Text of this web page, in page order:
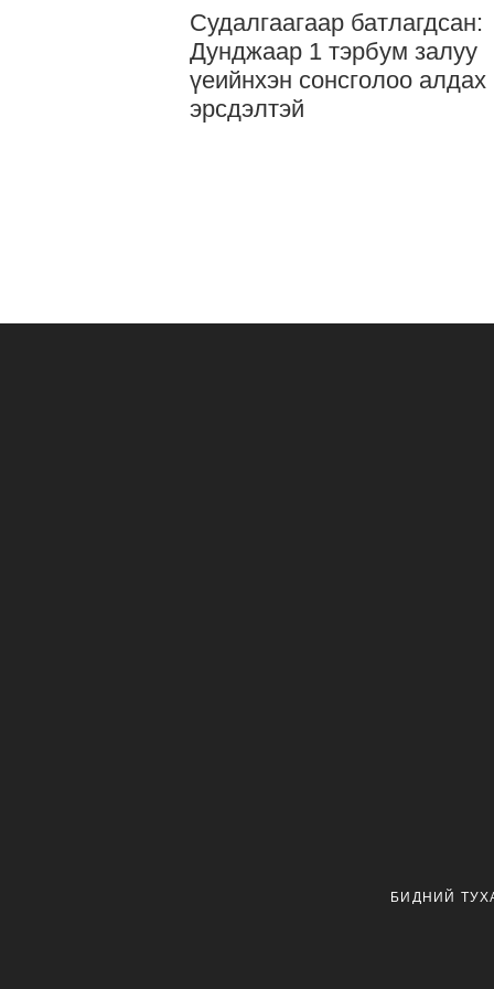
Судалгаагаар батлагдсан:
Дунджаар 1 тэрбум залуу
үеийнхэн сонсголоо алдах
эрсдэлтэй
БИДНИЙ